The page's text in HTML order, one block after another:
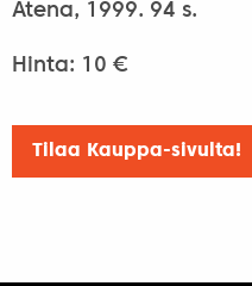
Atena, 1999. 94 s.
Hinta: 10 €
Tilaa Kauppa-sivulta!